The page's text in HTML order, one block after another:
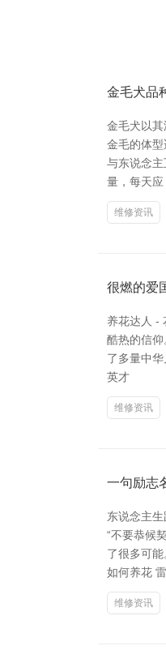
金毛犬品
金毛犬以
金毛的体
与东说念
量，每天应
维修资讯
很燃的爱
养花达人 -
酷热的信
了多量中
英才
维修资讯
一句励志
东说念主
“不要恭候
了很多可
如何养花 雷
维修资讯